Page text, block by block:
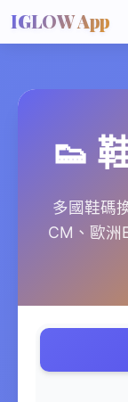
IGLOW App
👟
多國鞋碼
CM、歐洲